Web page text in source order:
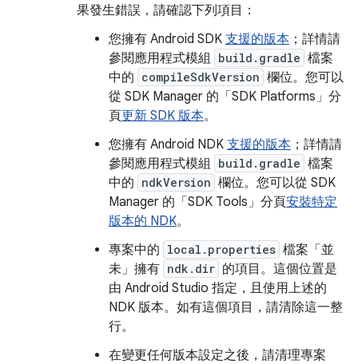
果發生錯誤，請確認下列項目：
您擁有 Android SDK 支援的版本 ；詳情請
參閱應用程式模組 build.gradle 檔案
中的 compileSdkVersion 欄位。您可以
從 SDK Manager 的「SDK Platforms」 分
頁更新 SDK 版本。
您擁有 Android NDK 支援的版本 ；詳情請
參閱應用程式模組 build.gradle 檔案
中的 ndkVersion 欄位。您可以從 SDK
Manager 的「SDK Tools」 分頁安裝特定
版本的 NDK。
專案中的 local.properties 檔案「並
未」 擁有 ndk.dir 的項目。這個位置是
由 Android Studio 指定，且使用上述的
NDK 版本。如有這個項目，請清除這一整
行。
在變更任何版本設定之後，請清理專案